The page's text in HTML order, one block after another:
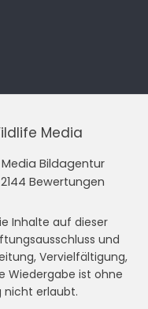
Media
Bildagentur
Bewertungen
Inhalte auf dieser
und
Vervielfältigung,
Wiedergabe ist ohne
nicht erlaubt.